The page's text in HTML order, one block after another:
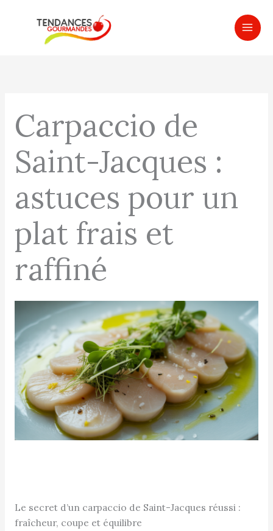
Carpaccio de
Saint-Jacques :
astuces pour un
plat frais et
raffiné
Le secret d’un carpaccio de Saint-Jacques réussi :
fraîcheur, coupe et équilibre